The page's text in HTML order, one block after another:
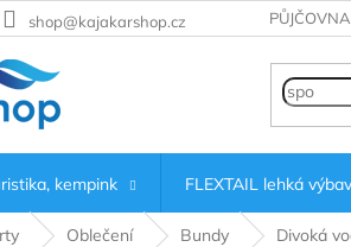
shop@kajakarshop.cz PŮJČOVNA
kempink FLEXTAIL lehká
Oblečení Bundy Divoká